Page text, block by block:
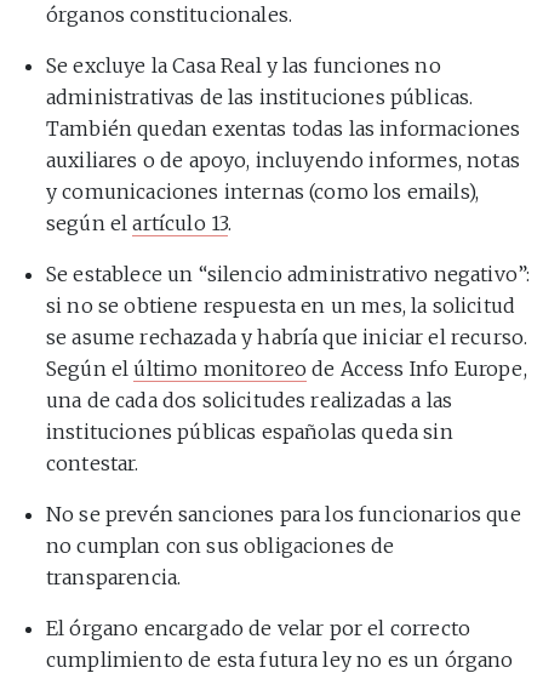
órganos constitucionales.
Se excluye la Casa Real y las funciones no
administrativas de las instituciones públicas.
También quedan exentas todas las informaciones
auxiliares o de apoyo, incluyendo informes, notas
y comunicaciones internas (como los emails),
según elartículo 13.
Se establece un “silencio administrativo negativo”:
si no se obtiene respuesta en un mes, la solicitud
se asume rechazada y habría que iniciar el recurso.
Según elúltimo monitoreo de Access Info Europe,
una de cada dos solicitudes realizadas a las
instituciones públicas españolas queda sin
contestar.
No se prevén sanciones para los funcionarios que
no cumplan con sus obligaciones de
transparencia.
El órgano encargado de velar por el correcto
cumplimiento de esta futura ley no es un órgano